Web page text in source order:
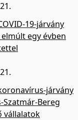
19-járvány
egy évben
járvány
Szatmár-Bereg
vállalatok